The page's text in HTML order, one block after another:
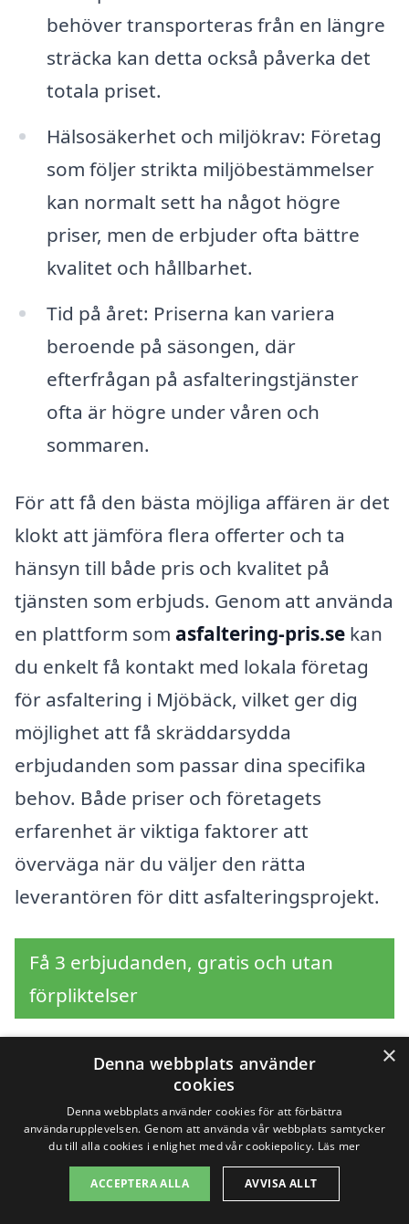
behöver transporteras från en längre
sträcka kan detta också påverka det
totala priset.
Hälsosäkerhet och miljökrav: Företag
som följer strikta miljöbestämmelser
kan normalt sett ha något högre
priser, men de erbjuder ofta bättre
kvalitet och hållbarhet.
Tid på året: Priserna kan variera
beroende på säsongen, där
efterfrågan på asfalteringstjänster
ofta är högre under våren och
sommaren.
För att få den bästa möjliga affären är det
klokt att jämföra flera offerter och ta
hänsyn till både pris och kvalitet på
tjänsten som erbjuds. Genom att använda
en plattform som asfaltering-pris.se kan
du enkelt få kontakt med lokala företag
för asfaltering i Mjöbäck, vilket ger dig
möjlighet att få skräddarsydda
erbjudanden som passar dina specifika
behov. Både priser och företagets
erfarenhet är viktiga faktorer att
överväga när du väljer den rätta
leverantören för ditt asfalteringsprojekt.
Få 3 erbjudanden, gratis och utan
förpliktelser
Sök efter en
professionell för
asfaltering i andra
×
Denna webbplats använder
cookies
Denna webbplats använder cookies för att förbättra
användarupplevelsen. Genom att använda vår webbplats samtycker
du till alla cookies i enlighet med vår cookiepolicy. Läs mer
ACCEPTERA ALLA AVVISA ALLT